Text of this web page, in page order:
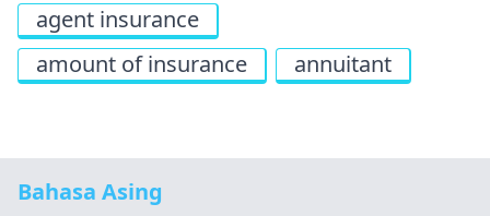
agent insurance
amount of insurance
annuitant
Bahasa Asing